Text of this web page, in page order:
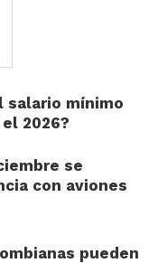
salario mínimo
2026?
se
con aviones
pueden